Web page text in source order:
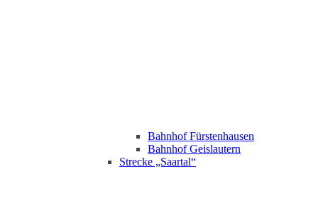
Bahnhof Fürstenhausen
Bahnhof Geislautern
Strecke „Saartal“